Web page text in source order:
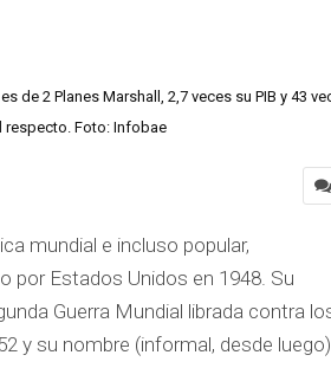
de 2 Planes Marshall, 2,7 veces su PIB y 43
respecto. Foto: Infobae
mundial e incluso popular,
por Estados Unidos en 1948. Su
Guerra Mundial librada contra
y su nombre (informal, desde luego)